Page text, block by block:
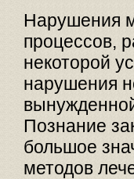
Нарушения
процессов,
некоторой
нарушения
Познание
большое
методов